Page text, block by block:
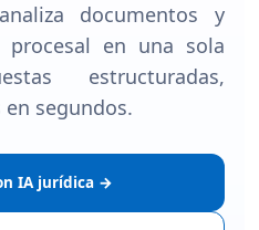
documentos y
procesal en una sola
estructuradas,
segundos.
IA jurídica →